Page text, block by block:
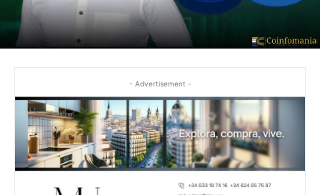
- Advertisement -